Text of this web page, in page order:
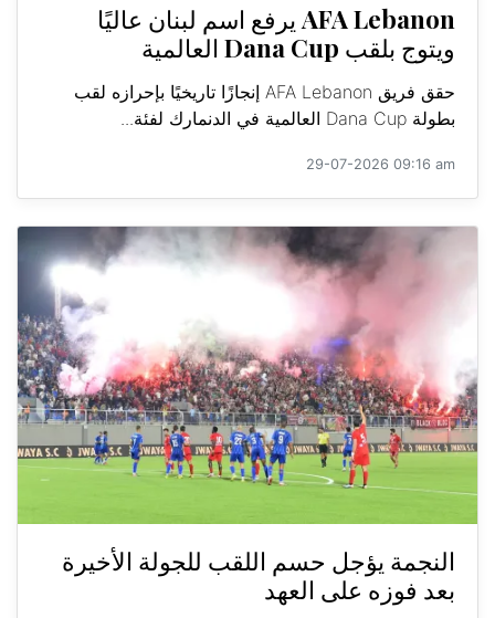
AFA Lebanon يرفع اسم لبنان عاليًا
ويتوج بلقب Dana Cup العالمية
حقق فريق AFA Lebanon إنجازًا تاريخيًا بإحرازه لقب
بطولة Dana Cup العالمية في الدنمارك لفئة...
29-07-2026 09:16 am
النجمة يؤجل حسم اللقب للجولة الأخيرة
بعد فوزه على العهد